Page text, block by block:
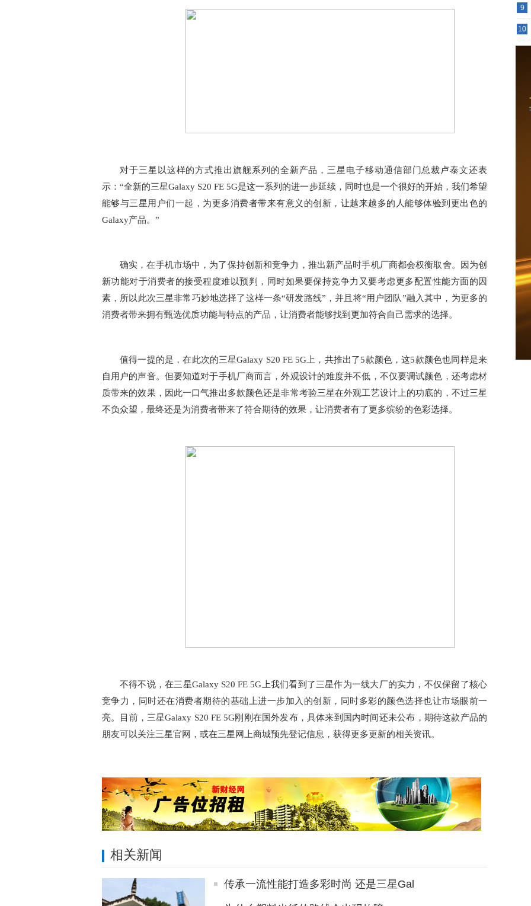
对于三星以这样的方式推出旗舰系列的全新产品，三星电子移动通信部门总裁卢泰文还表
示：“全新的三星Galaxy S20 FE 5G是这一系列的进一步延续，同时也是一个很好的开始，我们希望
能够与三星用户们一起，为更多消费者带来有意义的创新，让越来越多的人能够体验到更出色的
Galaxy产品。”
确实，在手机市场中，为了保持创新和竞争力，推出新产品时手机厂商都会权衡取舍。因为创
新功能对于消费者的接受程度难以预判，同时如果要保持竞争力又要考虑更多配置性能方面的因
素，所以此次三星非常巧妙地选择了这样一条“研发路线”，并且将“用户团队”融入其中，为更多的
消费者带来拥有甄选优质功能与特点的产品，让消费者能够找到更加符合自己需求的选择。
值得一提的是，在此次的三星Galaxy S20 FE 5G上，共推出了5款颜色，这5款颜色也同样是来
自用户的声音。但要知道对于手机厂商而言，外观设计的难度并不低，不仅要调试颜色，还考虑材
质带来的效果，因此一口气推出多款颜色还是非常考验三星在外观工艺设计上的功底的，不过三星
不负众望，最终还是为消费者带来了符合期待的效果，让消费者有了更多缤纷的色彩选择。
不得不说，在三星Galaxy S20 FE 5G上我们看到了三星作为一线大厂的实力，不仅保留了核心
竞争力，同时还在消费者期待的基础上进一步加入的创新，同时多彩的颜色选择也让市场眼前一
亮。目前，三星Galaxy S20 FE 5G刚刚在国外发布，具体来到国内时间还未公布，期待这款产品的
朋友可以关注三星官网，或在三星网上商城预先登记信息，获得更多更新的相关资讯。
相关新闻
传承一流性能打造多彩时尚 还是三星Gal
9
10